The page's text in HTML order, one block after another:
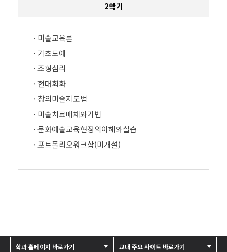
2학기
· 미술교육론
· 기초도예
· 조형심리
· 현대회화
· 창의미술지도법
· 미술치료매체와기법
· 문화예술교육현장의이해와실습
· 포트폴리오워크샵(미개설)
학과 홈페이지 바로가기 교내 주요 사이트 바로가기